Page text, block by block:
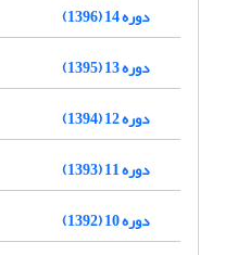
دوره 14 (1396)
دوره 13 (1395)
دوره 12 (1394)
دوره 11 (1393)
دوره 10 (1392)